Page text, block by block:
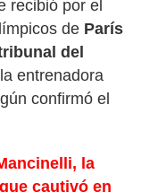
recibió por el
de París
del
entrenadora
confirmó el
la
cautivó en